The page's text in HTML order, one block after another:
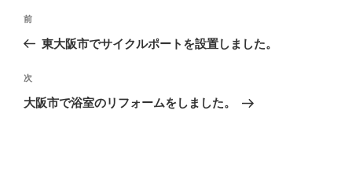
投
ナ
ビ
ゲ
過
去
投
稿
前
東大阪市でサイクルポートを設置しました。
次
の
次
大阪市で浴室のリフォームをしました。